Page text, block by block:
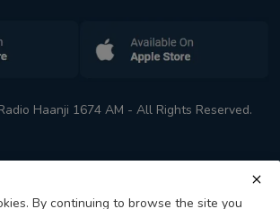
Haanji 1674 AM - All Rights Reserved.
By continuing to browse the site you